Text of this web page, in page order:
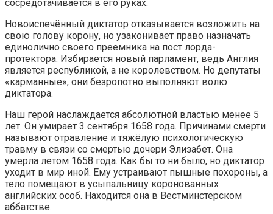
сосредотачивается в его руках.
Новоиспечённый диктатор отказывается возложить на
свою голову корону, но узаконивает право назначать
единолично своего преемника на пост лорда-
протектора. Избирается новый парламент, ведь Англия
является республикой, а не королевством. Но депутаты
«карманные», они безропотно выполняют волю
диктатора.
Наш герой наслаждается абсолютной властью менее 5
лет. Он умирает 3 сентября 1658 года. Причинами смерти
называют отравление и тяжёлую психологическую
травму в связи со смертью дочери Элизабет. Она
умерла летом 1658 года. Как бы то ни было, но диктатор
уходит в мир иной. Ему устраивают пышные похороны, а
тело помещают в усыпальницу коронованных
английских особ. Находится она в Вестминстерском
аббатстве.